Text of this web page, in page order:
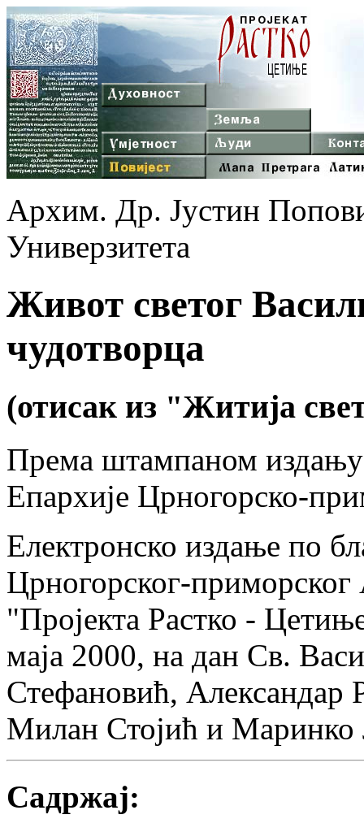
Архим. Др. Јустин
Универзитета
Живот светог
чудотворца
(отисак из "Житија
Према штампаном
Епархије Црногорско-
Електронско издање по
Црногорског-
"Пројекта Растко -
маја 2000, на дан Св.
Стефановић, Александар
Милан Стојић и Маринко
Садржај: